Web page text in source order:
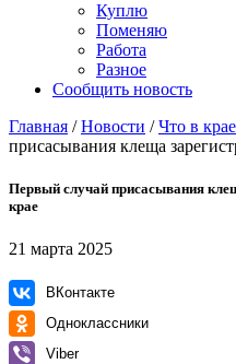
Куплю
Поменяю
Работа
Разное
Сообщить новость
Главная /Новости /Что в
присасывания клеща
Первый случай присасывания
крае
21 марта 2025
ВКонтакте
Одноклассники
Viber